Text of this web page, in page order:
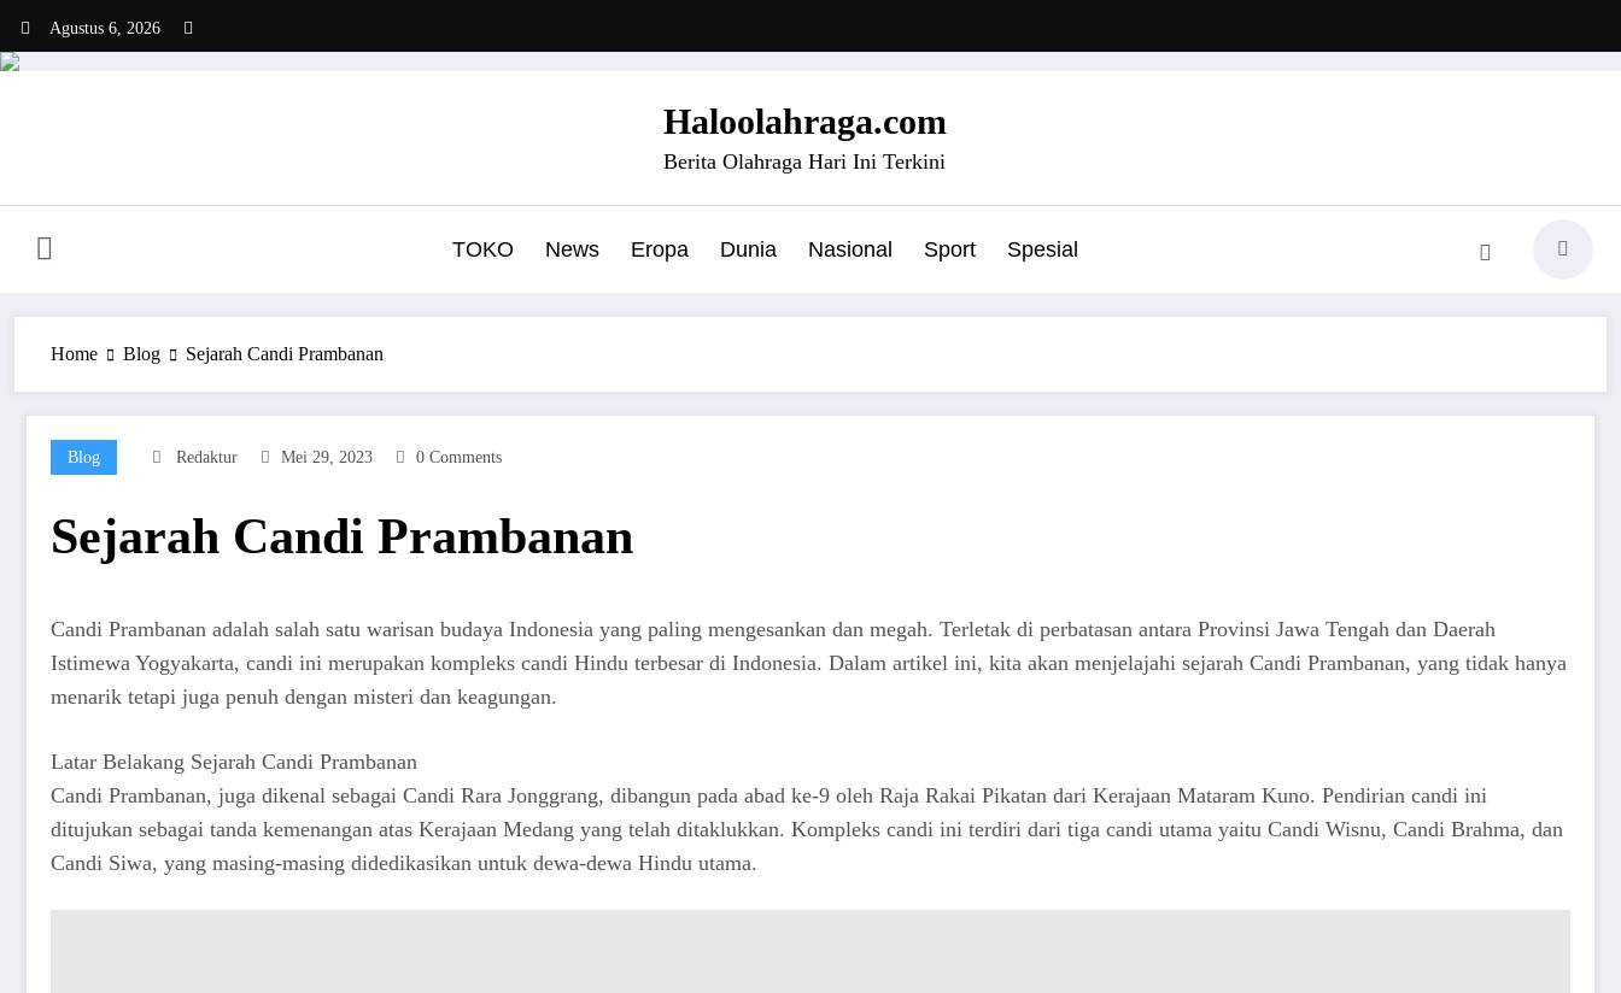
content
Agustus 6, 2026
Haloolahraga.com
Berita Olahraga Hari Ini Terkini
TOKO News Eropa Dunia Nasional Sport Spesial
Home Blog Sejarah Candi Prambanan
Blog Redaktur Mei 29, 2023 0 Comments
Sejarah Candi Prambanan
Candi Prambanan adalah salah satu warisan budaya Indonesia yang paling mengesankan dan megah. Terletak di perbatasan antara Provinsi Jawa Tengah dan Daerah
Istimewa Yogyakarta, candi ini merupakan kompleks candi Hindu terbesar di Indonesia. Dalam artikel ini, kita akan menjelajahi sejarah Candi Prambanan, yang tidak hanya
menarik tetapi juga penuh dengan misteri dan keagungan.
Latar Belakang Sejarah Candi Prambanan
Candi Prambanan, juga dikenal sebagai Candi Rara Jonggrang, dibangun pada abad ke-9 oleh Raja Rakai Pikatan dari Kerajaan Mataram Kuno. Pendirian candi ini
ditujukan sebagai tanda kemenangan atas Kerajaan Medang yang telah ditaklukkan. Kompleks candi ini terdiri dari tiga candi utama yaitu Candi Wisnu, Candi Brahma, dan
Candi Siwa, yang masing-masing didedikasikan untuk dewa-dewa Hindu utama.